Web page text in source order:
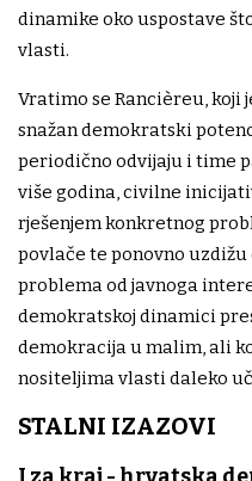
dinamike oko uspostave
vlasti.
Vratimo se Rancièreu,
snažan demokratski
periodično odvijaju i time
više godina, civilne
rješenjem konkretnog
povlače te ponovno
problema od javnoga
demokratskoj dinamici
demokracija u malim, ali
nositeljima vlasti daleko
STALNI IZAZOVI